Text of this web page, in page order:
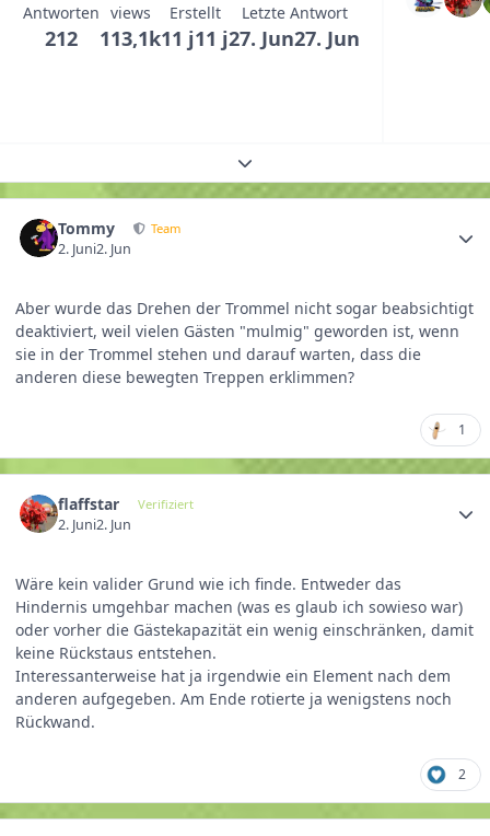
Antworten
212
views
113,1k
Erstellt
11 j11 j
Letzte Antwort
27. Jun27. Jun
Themenübersicht erweitern
Tommy Team
2. Juni2. Jun
Aber wurde das Drehen der Trommel nicht sogar beabsichtigt
deaktiviert, weil vielen Gästen "mulmig" geworden ist, wenn
sie in der Trommel stehen und darauf warten, dass die
anderen diese bewegten Treppen erklimmen?
1
flaffstar Verifiziert
2. Juni2. Jun
Wäre kein valider Grund wie ich finde. Entweder das
Hindernis umgehbar machen (was es glaub ich sowieso war)
oder vorher die Gästekapazität ein wenig einschränken, damit
keine Rückstaus entstehen.
Interessanterweise hat ja irgendwie ein Element nach dem
anderen aufgegeben. Am Ende rotierte ja wenigstens noch
Rückwand.
2